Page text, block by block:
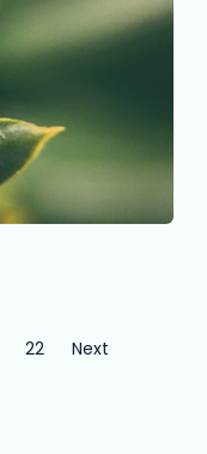
22 Next